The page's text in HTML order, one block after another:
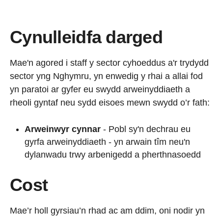
Cynulleidfa darged
Mae'n agored i staff y sector cyhoeddus a'r trydydd
sector yng Nghymru, yn enwedig y rhai a allai fod
yn paratoi ar gyfer eu swydd arweinyddiaeth a
rheoli gyntaf neu sydd eisoes mewn swydd o’r fath:
Arweinwyr cynnar - Pobl sy'n dechrau eu
gyrfa arweinyddiaeth - yn arwain tîm neu'n
dylanwadu trwy arbenigedd a pherthnasoedd
Cost
Mae’r holl gyrsiau’n rhad ac am ddim, oni nodir yn